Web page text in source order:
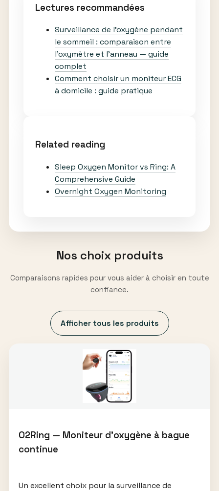
Lectures recommandées
Surveillance de l’oxygène pendant
le sommeil : comparaison entre
l’oxymètre et l’anneau — guide
complet
Comment choisir un moniteur ECG
à domicile : guide pratique
Related reading
Sleep Oxygen Monitor vs Ring: A
Comprehensive Guide
Overnight Oxygen Monitoring
Nos choix produits
Comparaisons rapides pour vous aider à choisir en toute
confiance.
Afficher tous les produits
O2Ring — Moniteur d’oxygène à bague
continue
Un excellent choix pour la surveillance de